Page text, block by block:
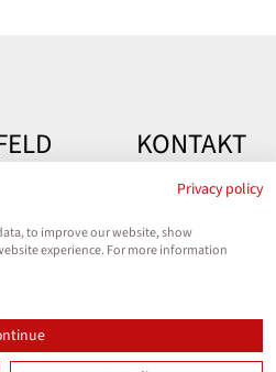
KONTAKT
Klinikum
Teutoburger Str.
33604 Bielefeld
Telefon: 0521
Kontakt
Privacy policy
to improve our website, show
experience. For more information